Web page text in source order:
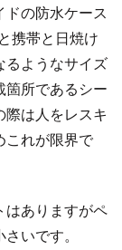
の防水ケース
携帯と日焼け
るようなサイズ
所であるシー
際は人をレスキ
これが限界で
はありますがペ
いです。